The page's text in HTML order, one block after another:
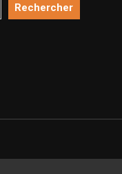
Rechercher